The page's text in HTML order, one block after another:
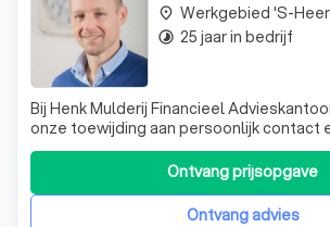
Bij Henk Mulderij Financieel
onze toewijding aan persoonlijk contact
dienstverlening. Hoewel we recentelijk
hebben overgenomen, blijven onze
onveranderd. We hechten veel waarde
contact en duidelijke communi
Ontvang advies
Ontvang prijsopgave
place Werkgebied 's-
timelapse 25 jaar in bedrijf